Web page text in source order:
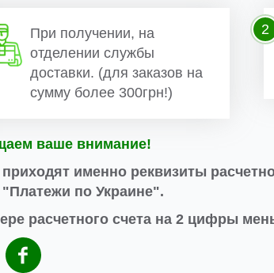
При получении, на
отделении службы
доставки. (для заказов на
сумму более 300грн!)
2
ваше внимание!
именно реквизиты
по Украине".
расчетного счета на 2 цифры